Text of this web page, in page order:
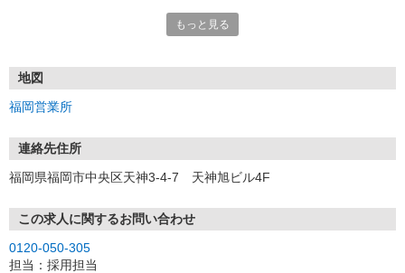
①応募から3営業日を目安に、メールorお電話でご連絡します。
★スマホでWEB面接（LINEなど）・出張面接・事務所面接と選べま
す
③面接実施（履歴書不要）
※ご希望があれば、職場見学の調整もOKです！
お気軽にご応募ください♪
もっと見る
地図
福岡営業所
連絡先住所
福岡県福岡市中央区天神3-4-7 天神旭ビル4F
この求人に関するお問い合わせ
0120-050-305
担当：採用担当